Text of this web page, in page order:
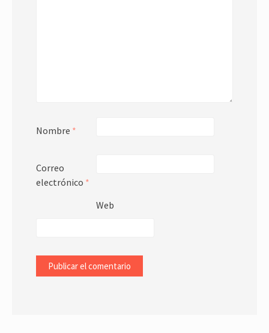
Nombre *
Correo
electrónico *
Web